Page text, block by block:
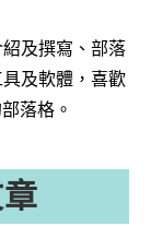
及撰寫、部落
及軟體，喜歡
落格。